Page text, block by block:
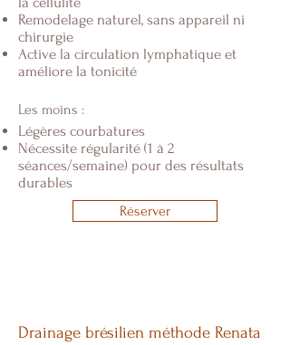
Remodelage naturel, sans appareil ni
chirurgie
Active la circulation lymphatique et
améliore la tonicité
Les moins :
Légères courbatures
Nécessite régularité (1 à 2
séances/semaine) pour des résultats
durables
Réserver
Drainage brésilien méthode Renata